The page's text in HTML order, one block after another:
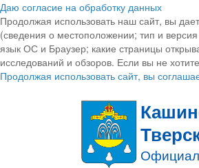
Даю согласие на обработку данных
Продолжая использовать наш сайт, вы
(сведения о местоположении; тип и
язык ОС и Браузер; какие страницы
исследований и обзоров. Если вы не
Продолжая использовать сайт, вы